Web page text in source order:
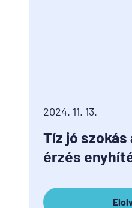
2024. 11. 13.
Tíz jó
érzés